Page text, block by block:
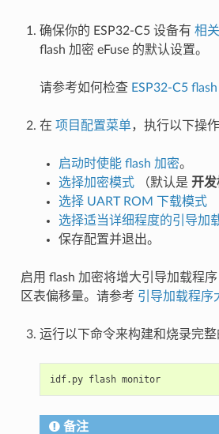
确保你的 ESP32-C5 设备有 相
flash 加密 eFuse 的默认设置。
请参考如何检查 ESP32-C5
在 项目配置菜单，执行以下操作
启动时使能 flash 加密。
选择加密模式（默认是 开发
选择 UART ROM 下载模式
选择适当详细程度的引导加
保存配置并退出。
启用 flash 加密将增大引导加载程
区表偏移量。请参考 引导加载程序
运行以下命令来构建和烧录完整
idf.py flash monitor
备注